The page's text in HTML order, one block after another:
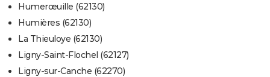
Humerœuille (62130)
Humières (62130)
La Thieuloye (62130)
Ligny-Saint-Flochel (62127)
Ligny-sur-Canche (62270)